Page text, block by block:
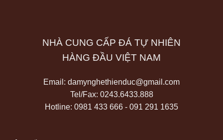
NHÀ CUNG CẤP ĐÁ TỰ NHIÊN
HÀNG ĐẦU VIỆT NAM
Email: damynghethienduc@gmail.com
Tel/Fax: 0243.6433.888
Hotline: 0981 433 666 - 091 291 1635